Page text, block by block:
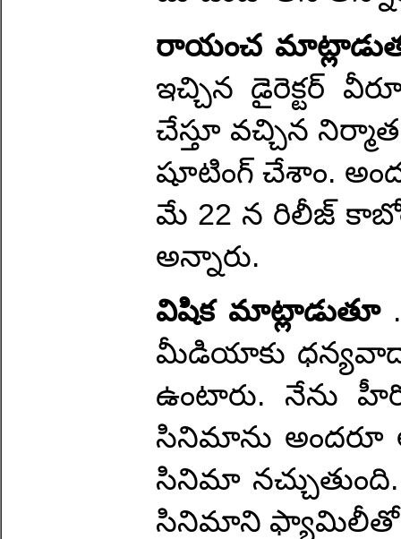
రాయంచ
ఇచ్చిన డైరెక్టర్
చేస్తూ వచ్చిన
షూటింగ్ చేశాం.
మే 22 న రిలీజ్
అన్నారు.
విషిక మాట్లాడుతూ
మీడియాకు
ఉంటారు. నేను
సినిమాను అందరూ
సినిమా
సినిమాని ఫ్యామిలీతో